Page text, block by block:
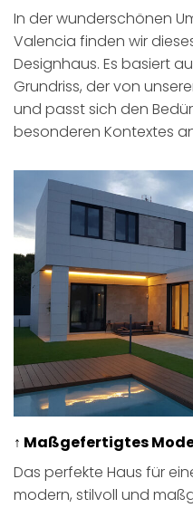
In der wunderschönen
Valencia finden wir
Designhaus. Es basiert
Grundriss, der von
und passt sich den
besonderen Kontextes
↑ Maßgefertigtes
Das perfekte Haus für
modern, stilvoll und